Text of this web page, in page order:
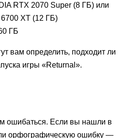
RTX 2070 Super (8 ГБ) или
XT (12 ГБ)
ГБ
вам определить, подходит ли
игры «Returnal».
ошибаться. Если вы нашли в
орфографическую ошибку —